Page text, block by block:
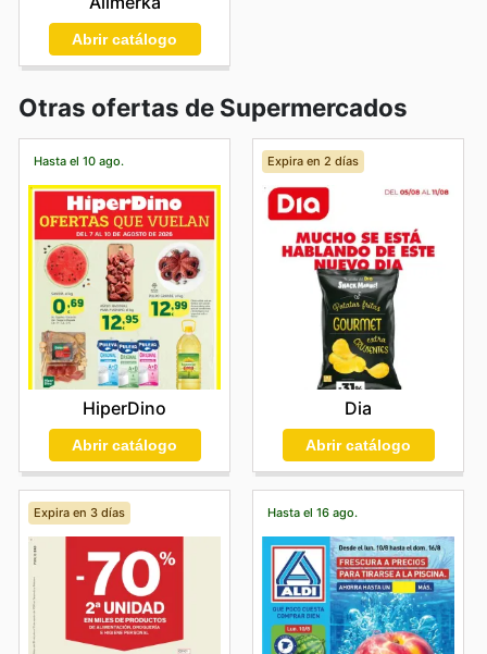
Abrir catálogo
Otras ofertas de Supermercados
Hasta el 10 ago.
HiperDino
Abrir catálogo
Expira en 2 días
Dia
Abrir catálogo
Expira en 3 días Hasta el 16 ago.